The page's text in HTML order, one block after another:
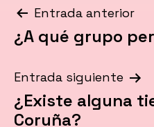
Navegación
de
entradas
Entrada anterior
¿A qué grupo
Entrada siguiente
¿Existe alguna
Coruña?